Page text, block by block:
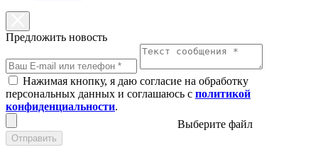
Предложить новость
Нажимая кнопку, я даю согласие на обработку
персональных данных и соглашаюсь с политикой
конфиденциальности.
Выберите файл
Отправить